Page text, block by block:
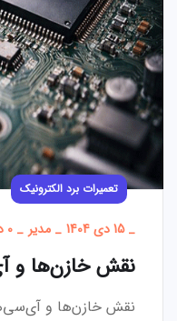
تعمیرات برد الکترونیک
_15 دی 1404 _ مدیر _ 0 دیدگاه
نقش خازن‌ها و
نقش خازن‌ها و